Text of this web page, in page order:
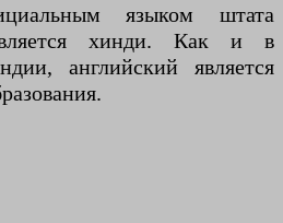
языком штата
хинди. Как и в
английский является